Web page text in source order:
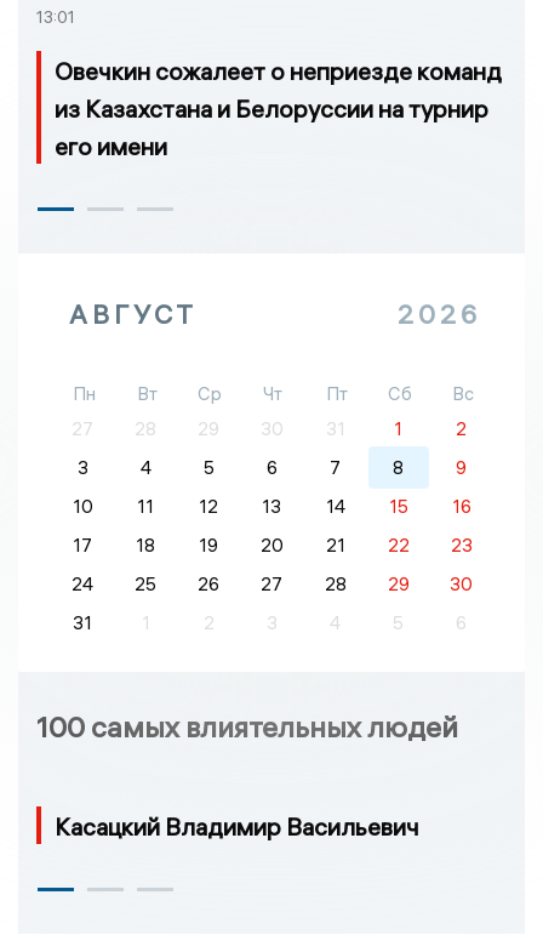
13:01
Овечкин сожалеет о неприезде команд
из Казахстана и Белоруссии на турнир
его имени
АВГУСТ 2026
Пн Вт Ср Чт Пт Сб
Вс
27
28 29 30 31 1
2
3
4 5 6 7 8
9
10
11 12 13 14 15
16
17
18 19 20 21 22
23
24
25 26 27 28 29
30
31
1 2 3 4 5 6
100 самых влиятельных людей
Касацкий Владимир Васильевич